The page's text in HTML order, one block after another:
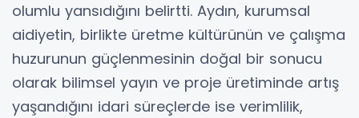
olumlu yansıdığını belirtti. Aydın, kurumsal
aidiyetin, birlikte üretme kültürünün ve çalışma
huzurunun güçlenmesinin doğal bir sonucu
olarak bilimsel yayın ve proje üretiminde artış
yaşandığını idari süreçlerde ise verimlilik,